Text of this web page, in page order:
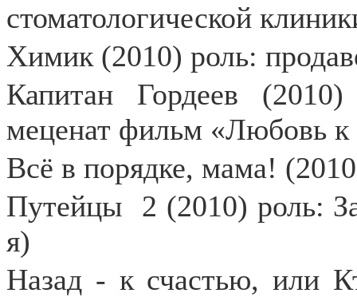
стоматологической
Химик (2010) роль:
Капитан Гордеев
меценат фильм «Любовь к
Всё в порядке, мама!
Путейцы
2 (2010) роль:
я)
Назад - к счастью, или